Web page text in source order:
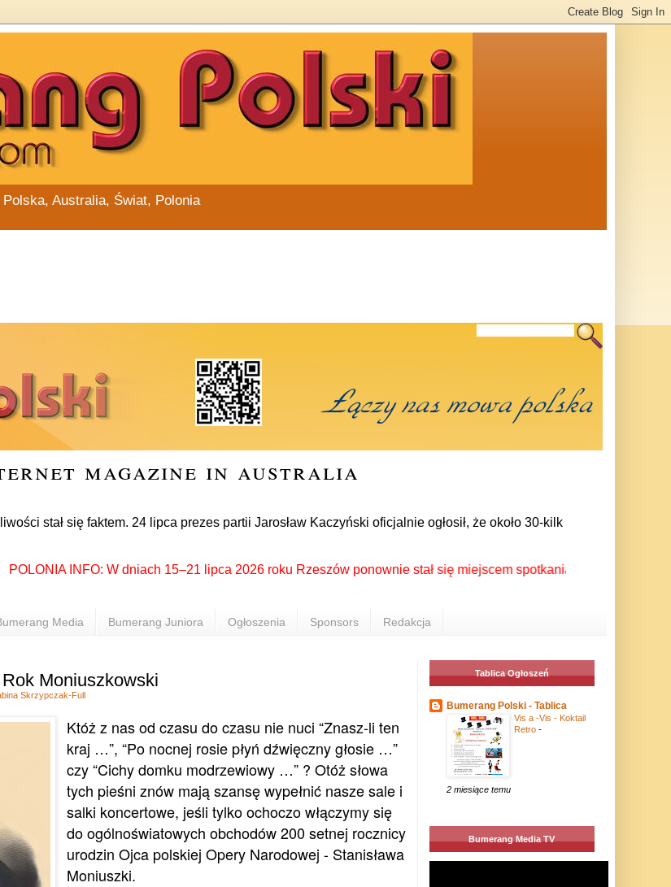
Australia, Świat, Polonia
magazine in australia
stał się faktem. 24 lipca prezes partii Jarosław Kaczyński oficjalnie ogłosił, że około 30-kilku posłów
INFO: W dniach 15–21 lipca 2026 roku Rzeszów ponownie stał się miejscem spotkania Polonii z
Media Bumerang Juniora Ogłoszenia Sponsors Redakcja
Moniuszkowski
Któż z nas od czasu do czasu nie nuci “Znasz-li ten
kraj …”, “Po nocnej rosie płyń dźwięczny głosie …”
czy “Cichy domku modrzewiowy …” ? Otóż słowa
tych pieśni znów mają szansę wypełnić nasze sale i
salki koncertowe, jeśli tylko ochoczo włączymy się
do ogólnoświatowych obchodów 200 setnej rocznicy
urodzin Ojca polskiej Opery Narodowej - Stanisława
Moniuszki.
Skrzypczak-Full
Tablica Ogłoszeń
Bumerang Polski - Tablica
Vis a -Vis - Koktail
Retro -
2 miesiące temu
Bumerang Media TV